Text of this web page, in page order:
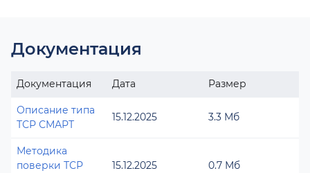
Документация
Документация Дата Размер
Описание типа
ТСР СМАРТ
15.12.2025 3.3 Мб
Методика
поверки ТСР
15.12.2025 0.7 Мб